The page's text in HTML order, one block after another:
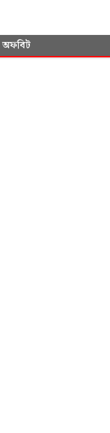
অফবিট
অনীহা, ৮